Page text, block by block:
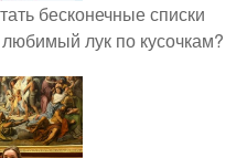
бесконечные списки
лук по кусочкам?